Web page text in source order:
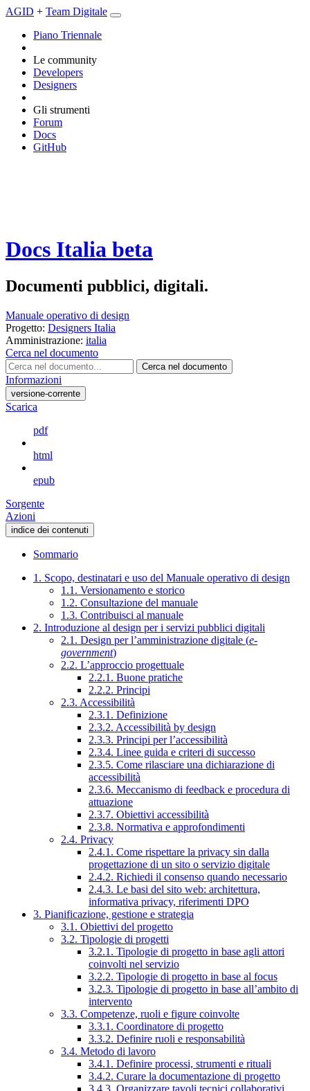
AGID + Team Digitale
Piano Triennale
Le community
Developers
Designers
Gli strumenti
Forum
Docs
GitHub
Docs Italia beta
Documenti pubblici, digitali.
Manuale operativo di design
Progetto: Designers Italia
Amministrazione: italia
Cerca nel documento
Cerca nel documento
Informazioni
versione-corrente
Scarica
pdf
html
epub
Sorgente
Azioni
indice dei contenuti
Sommario
1. Scopo, destinatari e uso del Manuale operativo di design
1.1. Versionamento e storico
1.2. Consultazione del manuale
1.3. Contribuisci al manuale
2. Introduzione al design per i servizi pubblici digitali
2.1. Design per l’amministrazione digitale (e-
government)
2.2. L’approccio progettuale
2.2.1. Buone pratiche
2.2.2. Principi
2.3. Accessibilità
2.3.1. Definizione
2.3.2. Accessibilità by design
2.3.3. Principi per l’accessibilità
2.3.4. Linee guida e criteri di successo
2.3.5. Come rilasciare una dichiarazione di
accessibilità
2.3.6. Meccanismo di feedback e procedura di
attuazione
2.3.7. Obiettivi accessibilità
2.3.8. Normativa e approfondimenti
2.4. Privacy
2.4.1. Come rispettare la privacy sin dalla
progettazione di un sito o servizio digitale
2.4.2. Richiedi il consenso quando necessario
2.4.3. Le basi del sito web: architettura,
informativa privacy, riferimenti DPO
3. Pianificazione, gestione e strategia
3.1. Obiettivi del progetto
3.2. Tipologie di progetti
3.2.1. Tipologie di progetto in base agli attori
coinvolti nel servizio
3.2.2. Tipologie di progetto in base al focus
3.2.3. Tipologie di progetto in base all’ambito di
intervento
3.3. Competenze, ruoli e figure coinvolte
3.3.1. Coordinatore di progetto
3.3.2. Definire ruoli e responsabilità
3.4. Metodo di lavoro
3.4.1. Definire processi, strumenti e rituali
3.4.2. Curare la documentazione di progetto
3.4.3. Organizzare tavoli tecnici collaborativi